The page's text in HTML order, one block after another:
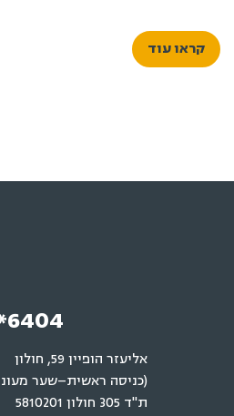
קראו עוד
אליעזר הופיין 59, חולון
(כניסה ראשית–שער
ת"ד 305 חולון 5810201